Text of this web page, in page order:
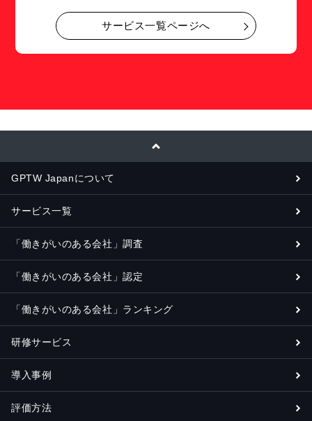
サービス一覧ページへ
GPTW Japanについて
サービス一覧
「働きがいのある会社」調査
「働きがいのある会社」認定
「働きがいのある会社」ランキング
研修サービス
導入事例
評価方法